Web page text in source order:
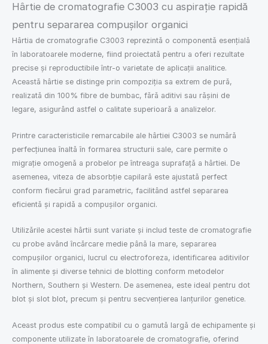
Hârtie de cromatografie C3003 cu aspirație rapidă
pentru separarea compușilor organici
Hârtia de cromatografie C3003 reprezintă o componentă esențială
în laboratoarele moderne, fiind proiectată pentru a oferi rezultate
precise și reproductibile într-o varietate de aplicații analitice.
Această hârtie se distinge prin compoziția sa extrem de pură,
realizată din 100% fibre de bumbac, fără aditivi sau rășini de
legare, asigurând astfel o calitate superioară a analizelor.
Printre caracteristicile remarcabile ale hârtiei C3003 se numără
perfecțiunea înaltă în formarea structurii sale, care permite o
migrație omogenă a probelor pe întreaga suprafață a hârtiei. De
asemenea, viteza de absorbție capilară este ajustată perfect
conform fiecărui grad parametric, facilitând astfel separarea
eficientă și rapidă a compușilor organici.
Utilizările acestei hârtii sunt variate și includ teste de cromatografie
cu probe având încărcare medie până la mare, separarea
compușilor organici, lucrul cu electroforeza, identificarea aditivilor
în alimente și diverse tehnici de blotting conform metodelor
Northern, Southern și Western. De asemenea, este ideal pentru dot
blot și slot blot, precum și pentru secvențierea lanțurilor genetice.
Aceast produs este compatibil cu o gamută largă de echipamente și
componente utilizate în laboratoarele de cromatografie, oferind